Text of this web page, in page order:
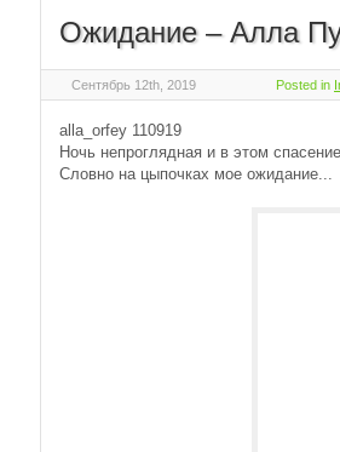
Ожидание – Алла
Сентябрь 12th, 2019 Posted in
alla_orfey 110919
Ночь непроглядная и в этом
Словно на цыпочках мое ожидание...